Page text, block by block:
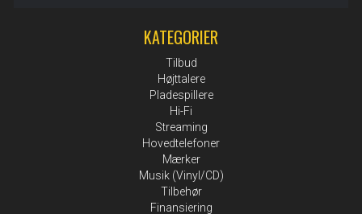
KATEGORIER
Tilbud
Højttalere
Pladespillere
Hi-Fi
Streaming
Hovedtelefoner
Mærker
Musik (Vinyl/CD)
Tilbehør
Finansiering